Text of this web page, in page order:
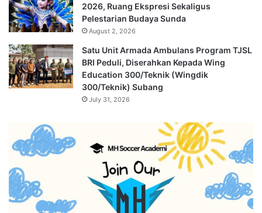
2026, Ruang Ekspresi Sekaligus
Pelestarian Budaya Sunda
August 2, 2026
Satu Unit Armada Ambulans Program TJSL
BRI Peduli, Diserahkan Kepada Wing
Education 300/Teknik (Wingdik
300/Teknik) Subang
July 31, 2026